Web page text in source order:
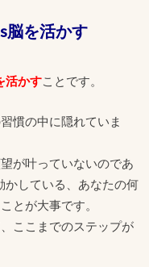
脳を活かす
活かすことです。
慣の中に隠れていま
が叶っていないのであ
かしている、あなたの何
とが大事です。
ここまでのステップが